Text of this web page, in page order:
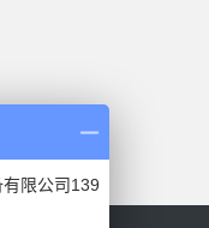
限公司139